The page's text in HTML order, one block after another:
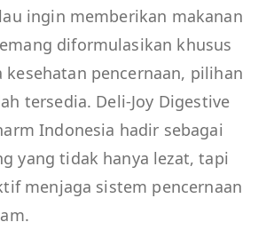
ingin memberikan makanan
diformulasikan khusus
pencernaan, pilihan
tersedia. Deli-Joy Digestive
Indonesia hadir sebagai
yang tidak hanya lezat, tapi
menjaga sistem pencernaan